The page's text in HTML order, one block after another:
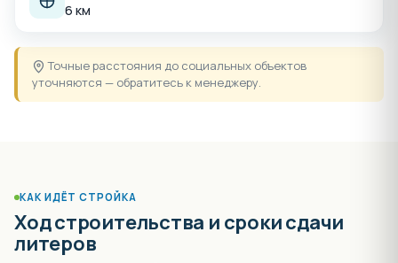
6 км
Точные расстояния до социальных объектов
уточняются — обратитесь к менеджеру.
КАК ИДЁТ СТРОЙКА
Ход строительства и сроки сдачи
литеров